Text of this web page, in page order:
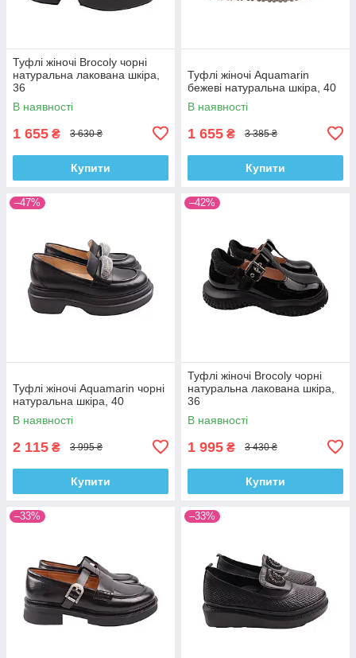
Туфлі жіночі Brocoly чорні
натуральна лакована шкіра,
36
В наявності
1 655 ₴ 3 630 ₴
Купити
Туфлі жіночі Aquamarin
бежеві натуральна шкіра, 40
В наявності
1 655 ₴ 3 385 ₴
Купити
–47%
Туфлі жіночі Aquamarin чорні
натуральна шкіра, 40
В наявності
2 115 ₴ 3 995 ₴
Купити
–42%
Туфлі жіночі Brocoly чорні
натуральна лакована шкіра,
36
В наявності
1 995 ₴ 3 430 ₴
Купити
–33% –33%